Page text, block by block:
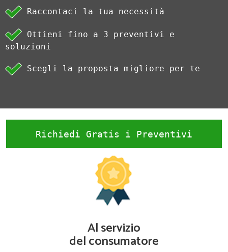
Raccontaci la tua necessità
Ottieni fino a 3 preventivi e
soluzioni
Scegli la proposta migliore per te
Richiedi Gratis i Preventivi
Al servizio
del consumatore